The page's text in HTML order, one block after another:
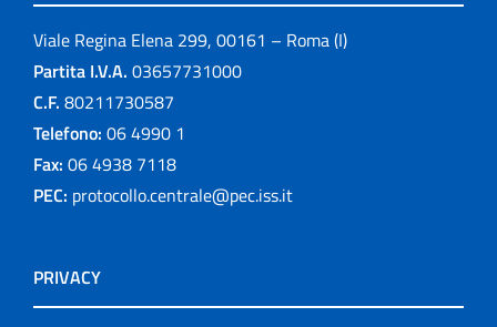
Viale Regina Elena 299, 00161 – Roma (I)
Partita I.V.A. 03657731000
C.F. 80211730587
Telefono: 06 4990 1
Fax: 06 4938 7118
PEC: protocollo.centrale@pec.iss.it
PRIVACY